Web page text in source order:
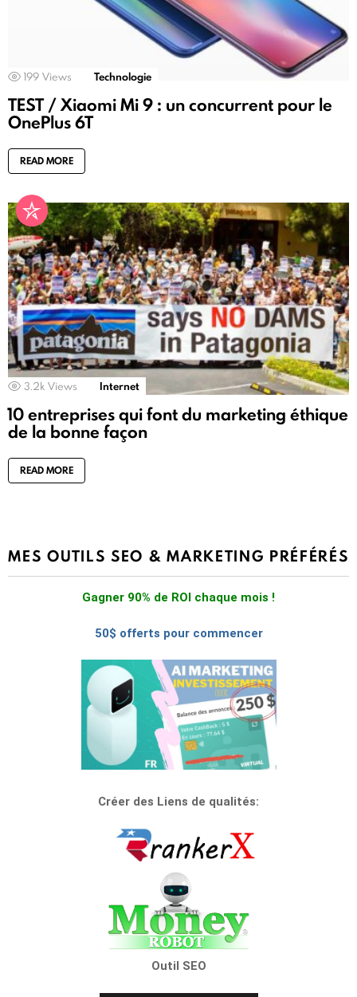
199 Views Technologie
TEST / Xiaomi Mi 9 : un concurrent pour le
OnePlus 6T
READ MORE
3.2k Views Internet
10 entreprises qui font du marketing éthique
de la bonne façon
READ MORE
MES OUTILS SEO & MARKETING PRÉFÉRÉS
Gagner 90% de ROI chaque mois !
50$ offerts pour commencer
Créer des Liens de qualités:
Outil SEO